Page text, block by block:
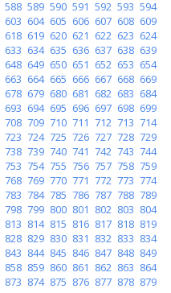
588 589 590 591 592 593 594
603 604 605 606 607 608 609
618 619 620 621 622 623 624
633 634 635 636 637 638 639
648 649 650 651 652 653 654
663 664 665 666 667 668 669
678 679 680 681 682 683 684
693 694 695 696 697 698 699
708 709 710 711 712 713 714
723 724 725 726 727 728 729
738 739 740 741 742 743 744
753 754 755 756 757 758 759
768 769 770 771 772 773 774
783 784 785 786 787 788 789
798 799 800 801 802 803 804
813 814 815 816 817 818 819
828 829 830 831 832 833 834
843 844 845 846 847 848 849
858 859 860 861 862 863 864
873 874 875 876 877 878 879